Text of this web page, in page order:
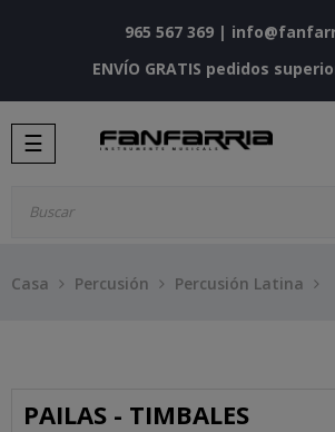
965 567 369|
ENVÍO GRATIS pedidos
Navegación
de
☰
Casa Percusión Percusión Latina
PAILAS - TIMBALES